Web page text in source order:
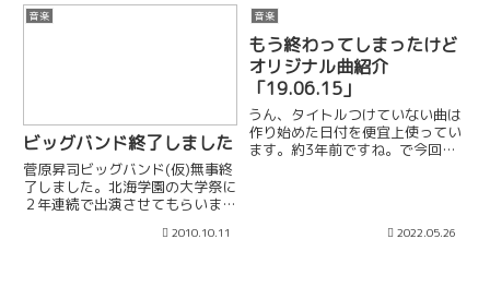
んな感じで、メンバーをガチガチ
に固定して演奏機会を逃すよりも
音楽
ビッグバンド終了しました
菅原昇司ビッグバンド(仮)無事終
了しました。北海学園の大学祭に
２年連続で出演させてもらいまし
ていただいたお客様、本当に感謝
2010.10.11
音楽
もう終わってしまったけど
オリジナル曲紹介
「19.06.15」
うん、タイトルつけていない曲は
作り始めた日付を便宜上使ってい
ます。約3年前ですね。で今回初
所だけ書けない部分があって長
2022.05.26